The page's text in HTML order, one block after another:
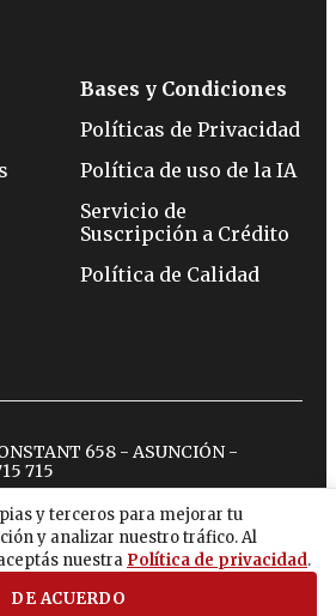
y terceros para mejorar tu
y analizar nuestro tráfico. Al
nuestra Política de privacidad.
DE ACUERDO
Bases y Condiciones
Políticas de Privacidad
Política de uso de la IA
Servicio de
Suscripción a Crédito
Política de Calidad
658 - ASUNCIÓN -
715
tiktokyoutubespotify